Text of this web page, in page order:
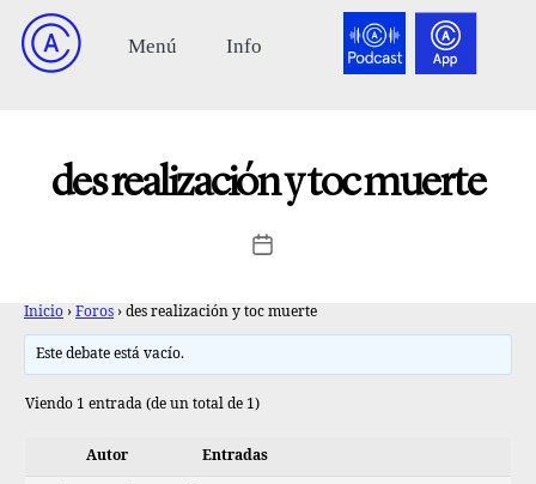
des realización y toc muerte
Inicio › Foros › des realización y toc muerte
Este debate está vacío.
Viendo 1 entrada (de un total de 1)
Autor Entradas